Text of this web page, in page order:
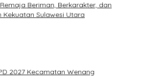
Beriman, Berkarakter, dan
Kekuatan Sulawesi Utara
2027 Kecamatan Wenang